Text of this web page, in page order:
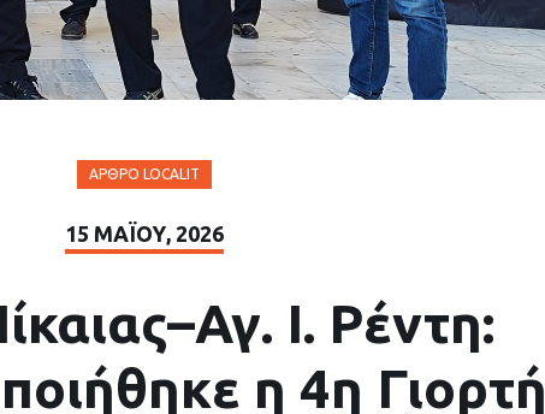
ΆΡΘΡΟ LOCALIT
15 ΜΑΪ́ΟΥ, 2026
Ι. Ρέντη:
η 4η Γιορτή